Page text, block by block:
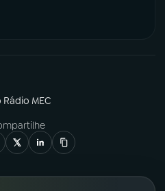
Rádio MEC